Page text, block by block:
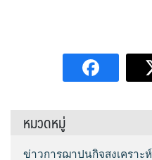
หมวดหมู่
ข่าวการฌาปนกิจสงเคราะห์